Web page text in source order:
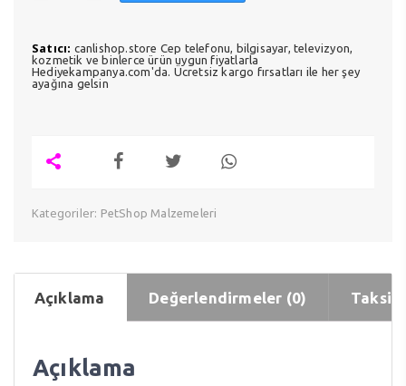
Satıcı: canlishop.store Cep telefonu, bilgisayar, televizyon,
kozmetik ve binlerce ürün uygun fiyatlarla
Hediyekampanya.com'da. Ücretsiz kargo fırsatları ile her şey
ayağına gelsin
Kategoriler: PetShop Malzemeleri
Açıklama Değerlendirmeler (0) Taksit
Açıklama